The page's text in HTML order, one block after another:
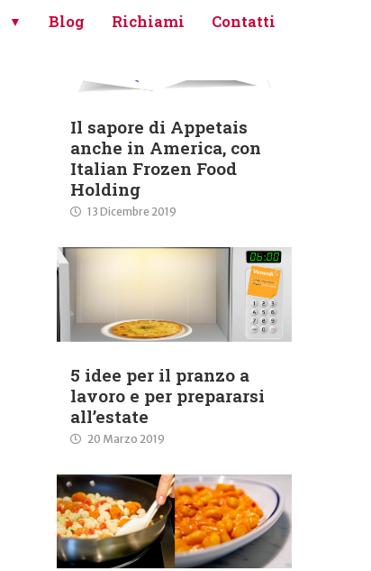
Blog Richiami Contatti
Il sapore di Appetais
anche in America, con
Italian Frozen Food
Holding
13 Dicembre 2019
5 idee per il pranzo a
lavoro e per prepararsi
all’estate
20 Marzo 2019